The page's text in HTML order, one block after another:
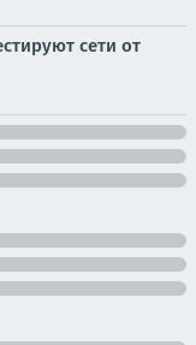
сети от